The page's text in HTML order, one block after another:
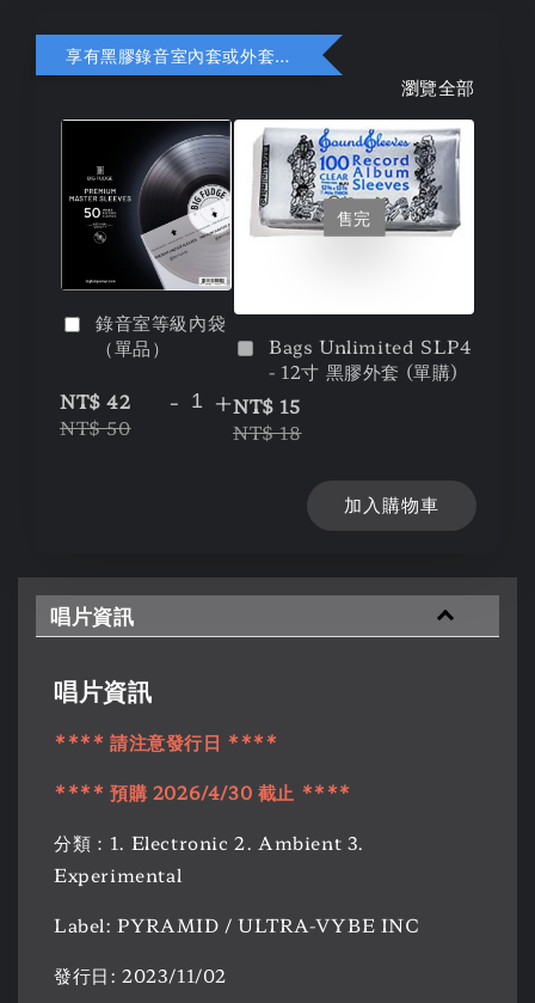
享有黑膠錄音室內套或外套折扣
瀏覽全部
錄音室等級內袋
（單品）
NT$ 42
NT$ 50
- +
售完
Bags Unlimited SLP4
- 12寸 黑膠外套 (單購)
NT$ 15
NT$ 18
加入購物車
唱片資訊
唱片資訊
**** 請注意發行日 ****
**** 預購 2026/4/30 截止 ****
分類：1. Electronic 2. Ambient 3.
Experimental
Label: PYRAMID / ULTRA-VYBE INC
發行日: 2023/11/02